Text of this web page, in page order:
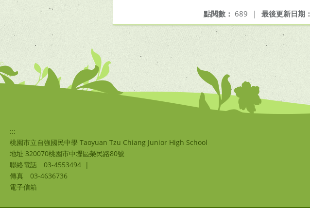
最後更新日期：
點閱數： 689 |
:::
桃園市立自強國民中學 Taoyuan Tzu Chiang Junior High School
地址 320070桃園市中壢區榮民路80號
聯絡電話
03-4553494 |
傳真
03-4636736
電子信箱